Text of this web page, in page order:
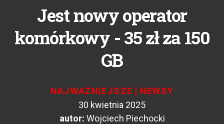
Jest nowy operator
komórkowy - 35 zł za 150
GB
NAJWAŻNIEJSZE | NEWSY
30 kwietnia 2025
autor: Wojciech Piechocki